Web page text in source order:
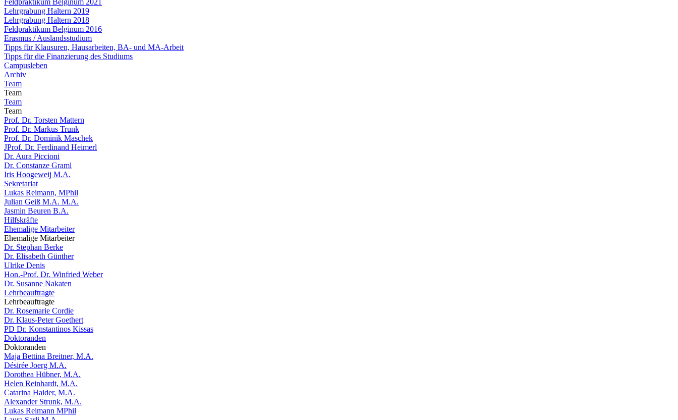
Feldpraktikum Belginum 2021
Lehrgrabung Haltern 2019
Lehrgrabung Haltern 2018
Feldpraktikum Belginum 2016
Erasmus / Auslandsstudium
Tipps für Klausuren, Hausarbeiten, BA- und MA-Arbeit
Tipps für die Finanzierung des Studiums
Campusleben
Archiv
Team
Team
Team
Team
Prof. Dr. Torsten Mattern
Prof. Dr. Markus Trunk
Prof. Dr. Dominik Maschek
JProf. Dr. Ferdinand Heimerl
Dr. Aura Piccioni
Dr. Constanze Graml
Iris Hoogeweij M.A.
Sekretariat
Lukas Reimann, MPhil
Julian Geiß M.A. M.A.
Jasmin Beuren B.A.
Hilfskräfte
Ehemalige Mitarbeiter
Ehemalige Mitarbeiter
Dr. Stephan Berke
Dr. Elisabeth Günther
Ulrike Denis
Hon.-Prof. Dr. Winfried Weber
Dr. Susanne Nakaten
Lehrbeauftragte
Lehrbeauftragte
Dr. Rosemarie Cordie
Dr. Klaus-Peter Goethert
PD Dr. Konstantinos Kissas
Doktoranden
Doktoranden
Maja Bettina Breitner, M.A.
Désirée Joerg M.A.
Dorothea Hübner, M.A.
Helen Reinhardt, M.A.
Catarina Haider, M.A.
Alexander Strunk, M.A.
Lukas Reimann MPhil